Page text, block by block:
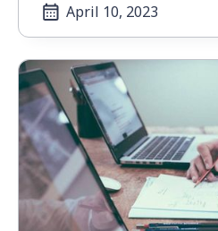
April 10, 2023